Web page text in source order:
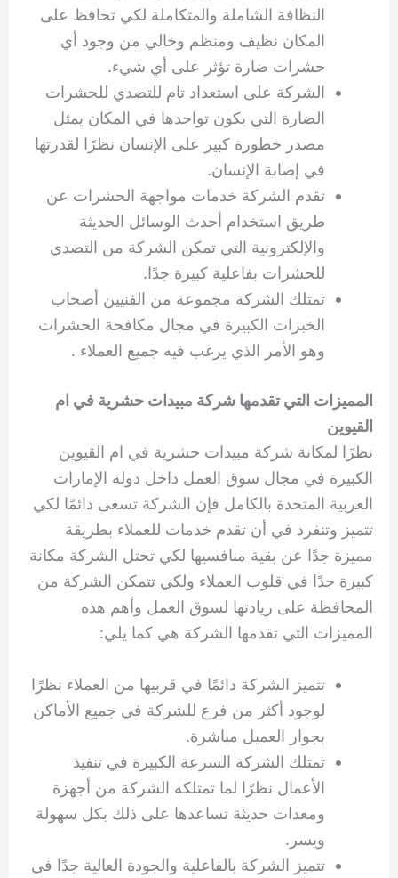
النظافة الشاملة والمتكاملة لكي تحافظ على
المكان نظيف ومنظم وخالي من وجود أي
حشرات ضارة تؤثر على أي شيء.
الشركة على استعداد تام للتصدي للحشرات
الضارة التي يكون تواجدها في المكان يمثل
مصدر خطورة كبير على الإنسان نظرًا لقدرتها
في إصابة الإنسان.
تقدم الشركة خدمات مواجهة الحشرات عن
طريق استخدام أحدث الوسائل الحديثة
والإلكترونية التي تمكن الشركة من التصدي
للحشرات بفاعلية كبيرة جدًا.
تمتلك الشركة مجموعة من الفنيين أصحاب
الخبرات الكبيرة في مجال مكافحة الحشرات
وهو الأمر الذي يرغب فيه جميع العملاء .
المميزات التي تقدمها شركة مبيدات حشرية في ام
القيوين
نظرًا لمكانة شركة مبيدات حشرية في ام القيوين
الكبيرة في مجال سوق العمل داخل دولة الإمارات
العربية المتحدة بالكامل فإن الشركة تسعى دائمًا لكي
تتميز وتنفرد في أن تقدم خدمات للعملاء بطريقة
مميزة جدًا عن بقية منافسيها لكي تحتل الشركة مكانة
كبيرة جدًا في قلوب العملاء ولكي تتمكن الشركة من
المحافظة على ريادتها لسوق العمل وأهم هذه
المميزات التي تقدمها الشركة هي كما يلي:
تتميز الشركة دائمًا في قربيها من العملاء نظرًا
لوجود أكثر من فرع للشركة في جميع الأماكن
بجوار العميل مباشرة.
تمتلك الشركة السرعة الكبيرة في تنفيذ
الأعمال نظرًا لما تمتلكه الشركة من أجهزة
ومعدات حديثة تساعدها على ذلك بكل سهولة
ويسر.
تتميز الشركة بالفاعلية والجودة العالية جدًا في